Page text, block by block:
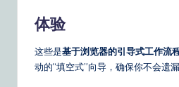
体验
这些是基于浏览器的引导式工作流
动的“填空式”向导，确保你不会遗漏